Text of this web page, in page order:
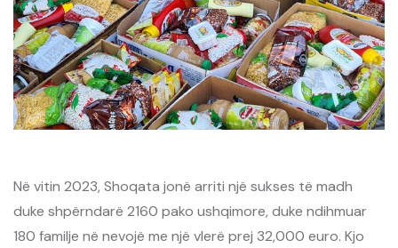
Në vitin 2023, Shoqata jonë arriti një sukses të madh
duke shpërndarë 2160 pako ushqimore, duke ndihmuar
180 familje në nevojë me një vlerë prej 32,000 euro. Kjo